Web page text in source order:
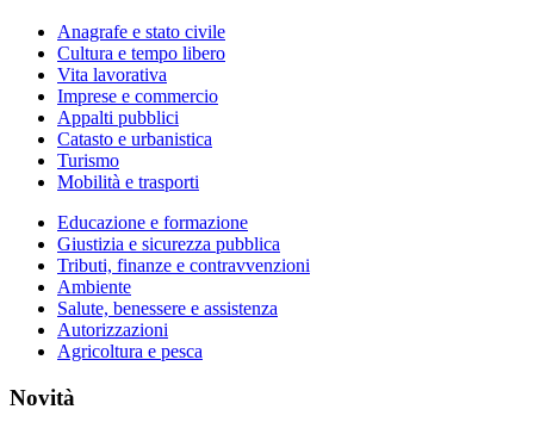
Anagrafe e stato civile
Cultura e tempo libero
Vita lavorativa
Imprese e commercio
Appalti pubblici
Catasto e urbanistica
Turismo
Mobilità e trasporti
Educazione e formazione
Giustizia e sicurezza pubblica
Tributi, finanze e contravvenzioni
Ambiente
Salute, benessere e assistenza
Autorizzazioni
Agricoltura e pesca
Novità